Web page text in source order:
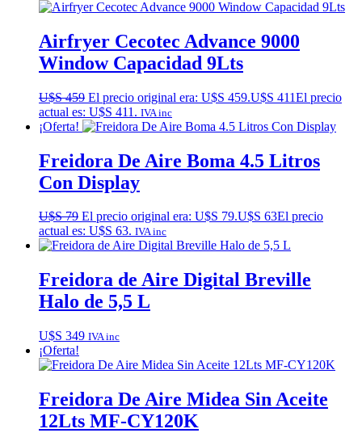
Airfryer Cecotec Advance 9000
Window Capacidad 9Lts
U$S459 El precio original era: U$S 459.U$S 411El precio
actual es: U$S 411. IVA inc
¡Oferta!
Freidora De Aire Boma 4.5 Litros
Con Display
U$S79 El precio original era: U$S 79.U$S 63El precio
actual es: U$S 63. IVA inc
Freidora de Aire Digital Breville
Halo de 5,5 L
U$S 349 IVA inc
¡Oferta!
Freidora De Aire Midea Sin Aceite
12Lts MF-CY120K